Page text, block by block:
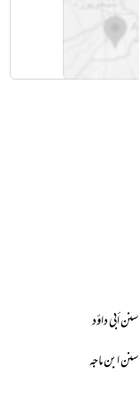
سنن أبي داؤد
سنن ابن ماجه